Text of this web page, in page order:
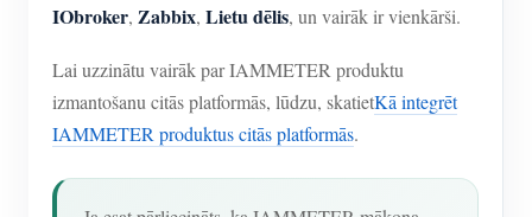
IObroker, Zabbix, Lietu dēlis, un vairāk ir vienkārši.
Lai uzzinātu vairāk par IAMMETER produktu
izmantošanu citās platformās, lūdzu, skatietKā integrēt
IAMMETER produktus citās platformās.